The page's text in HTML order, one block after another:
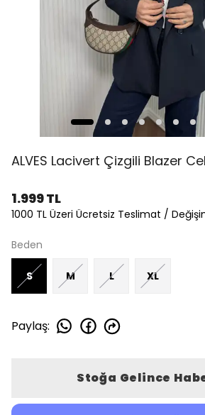
ALVES Lacivert Çizgili Blazer
1.999 TL
1000 TL Üzeri Ücretsiz Teslimat /
Beden
S M L XL
Paylaş:
Stoğa Gelince